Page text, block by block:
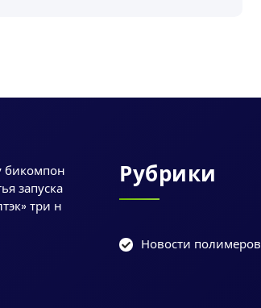
запуска
три н
Рубрики
Новости полимеров